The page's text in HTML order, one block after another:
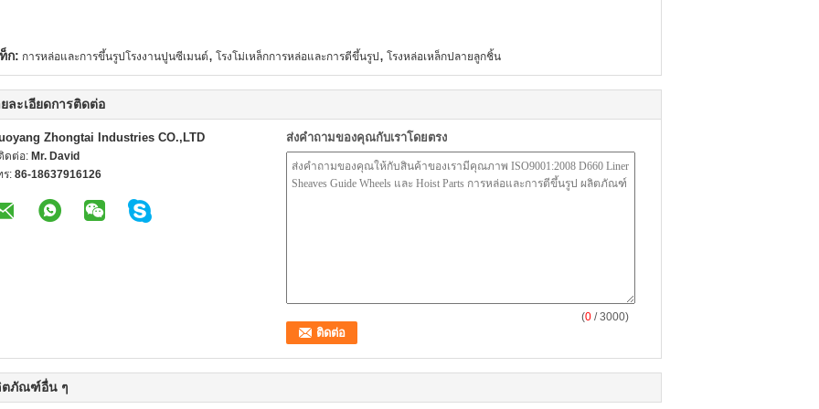
ก: การหล่อและการขึ้นรูปโรงงานปูนซีเมนต์, โรงโม่เหล็กการหล่อและการตีขึ้นรูป , โรงหล่อเหล็กปลายลูกชิ้น
ละเอียดการติดต่อ
Zhongtai Industries CO.,LTD
ดต่อ: Mr. David
ร: 86-18637916126
ส่งคำถามของคุณกับเราโดยตรง
(0 / 3000)
ตภัณฑ์อื่น ๆ